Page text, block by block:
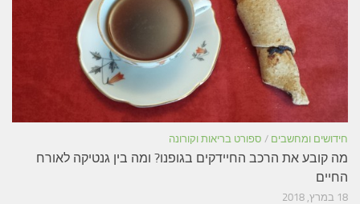
חידושים ומחשבים / ספורט בריאות וקורונה
מה קובע את הרכב החיידקים בגופנו? ומה בין גנטיקה לאורח
החיים
18 במרץ, 2018